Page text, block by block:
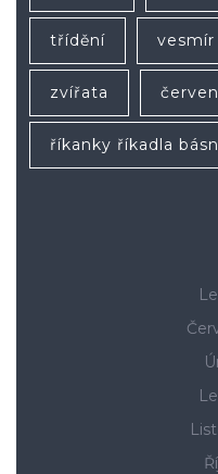
třídění vesmír
zvířata
říkanky říkadla